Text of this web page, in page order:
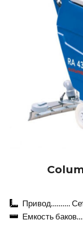
Привод..........
Емкость